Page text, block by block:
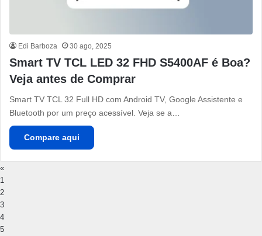
Edi Barboza 30 ago, 2025
Smart TV TCL LED 32 FHD S5400AF é Boa?
Veja antes de Comprar
Smart TV TCL 32 Full HD com Android TV, Google Assistente e
Bluetooth por um preço acessível. Veja se a…
Compare aqui
«
1
2
3
4
5